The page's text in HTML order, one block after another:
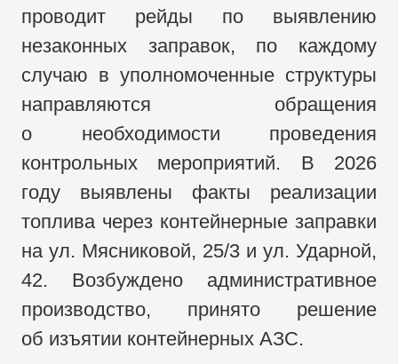
проводит рейды по выявлению
незаконных заправок, по каждому
случаю в уполномоченные структуры
направляются обращения
о необходимости проведения
контрольных мероприятий. В 2026
году выявлены факты реализации
топлива через контейнерные заправки
на ул. Мясниковой, 25/3 и ул. Ударной,
42. Возбуждено административное
производство, принято решение
об изъятии контейнерных АЗС.